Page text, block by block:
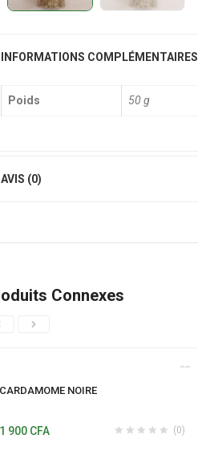
INFORMATIONS COMPLÉMENTAIRES
Poids 50 g
AVIS (0)
Connexes
CARDAMOME NOIRE
(0)
1 900 CFA